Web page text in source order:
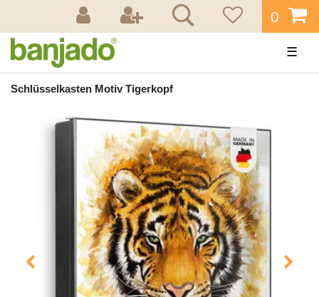
0
☰
Schlüsselkasten Motiv Tigerkopf